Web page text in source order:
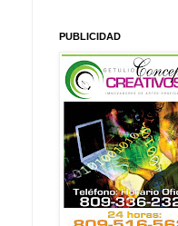
PUBLICIDAD